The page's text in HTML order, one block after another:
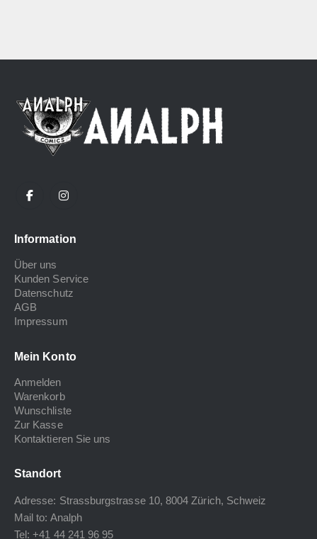
Information
Über uns
Kunden Service
Datenschutz
AGB
Impressum
Mein Konto
Anmelden
Warenkorb
Wunschliste
Zur Kasse
Kontaktieren Sie uns
Standort
Adresse: Strassburgstrasse 10, 8004 Zürich, Schweiz
Mail to: Analph
Tel: +41 44 241 96 95